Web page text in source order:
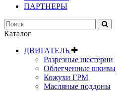
ПАРТНЕРЫ
Каталог
ДВИГАТЕЛЬ
Разрезные шестерни
Облегченные шкивы
Кожухи ГРМ
Масляные поддоны